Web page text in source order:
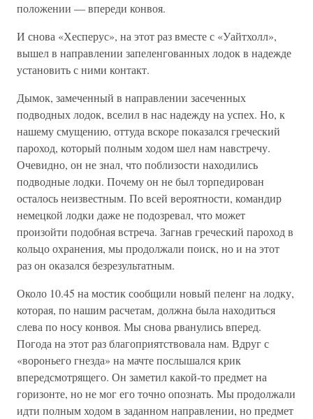
положении — впереди конвоя.
И снова «Хесперус», на этот раз вместе с «Уайтхолл»,
вышел в направлении запеленгованных лодок в надежде
установить с ними контакт.
Дымок, замеченный в направлении засеченных
подводных лодок, вселил в нас надежду на успех. Но, к
нашему смущению, оттуда вскоре показался греческий
пароход, который полным ходом шел нам навстречу.
Очевидно, он не знал, что поблизости находились
подводные лодки. Почему он не был торпедирован
осталось неизвестным. По всей вероятности, командир
немецкой лодки даже не подозревал, что может
произойти подобная встреча. Загнав греческий пароход в
кольцо охранения, мы продолжали поиск, но и на этот
раз он оказался безрезультатным.
Около 10.45 на мостик сообщили новый пеленг на лодку,
которая, по нашим расчетам, должна была находиться
слева по носу конвоя. Мы снова рванулись вперед.
Погода на этот раз благоприятствовала нам. Вдруг с
«вороньего гнезда» на мачте послышался крик
впередсмотрящего. Он заметил какой-то предмет на
горизонте, но не мог его точно опознать. Мы продолжали
идти полным ходом в заданном направлении, но предмет